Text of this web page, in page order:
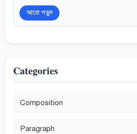
আরো পড়ুন
Categories
Composition
Paragraph